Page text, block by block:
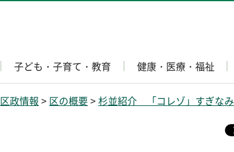
子ども・子育て・教育 健康・医療・福祉
区政情報 > 区の概要>杉並紹介 「コレゾ」すぎなみ